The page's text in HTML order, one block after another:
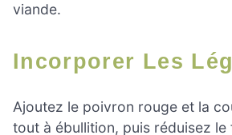
viande.
Incorporer Les
Ajoutez le poivron rouge et la
tout à ébullition, puis réduisez le